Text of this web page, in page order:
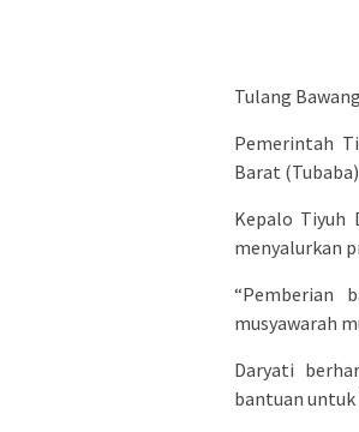
Tulang
Pemerintah
Barat
Kepalo Tiyuh
menyalurkan
“Pemberian
musyawarah
Daryati
bantuan